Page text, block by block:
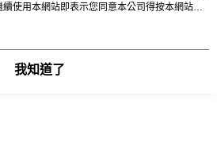
續使用本網站即表示您同意本公司得按本網站使
。
我知道了